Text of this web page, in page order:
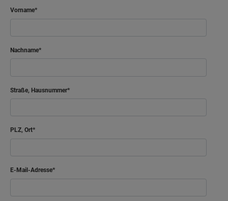
Vorname
Nachname
Straße, Hausnummer
PLZ, Ort
E-Mail-Adresse